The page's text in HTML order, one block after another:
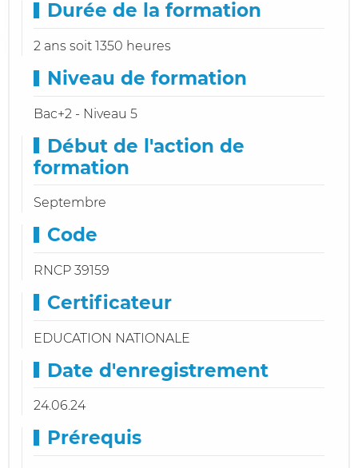
Durée de la formation
2 ans soit 1350 heures
Niveau de formation
Bac+2 - Niveau 5
Début de l'action de
formation
Septembre
Code
RNCP 39159
Certificateur
EDUCATION NATIONALE
Date d'enregistrement
24.06.24
Prérequis